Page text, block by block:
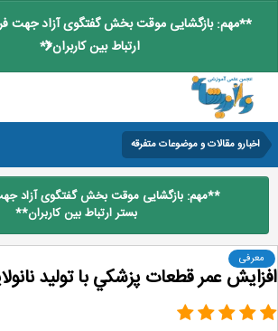
**مهم: بازگشایی موقت بخش گفتگوی آزاد جهت
ارتباط بین کاربران**
اخبارو مقالات و موضوعات متفرقه
**مهم: بازگشایی موقت بخش گفتگوی آزاد جهت
بستر ارتباط بین کاربران**
معرفی
عمر قطعات پزشكي با توليد